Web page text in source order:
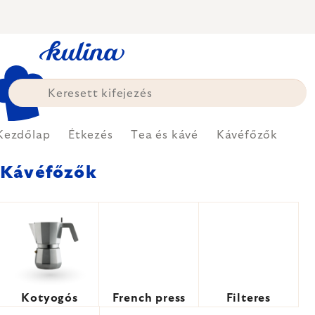
tartalomhoz
Étkezés Tea és kávé Kávéfőzők
Kávéfőzők
Kotyogós French press Filteres